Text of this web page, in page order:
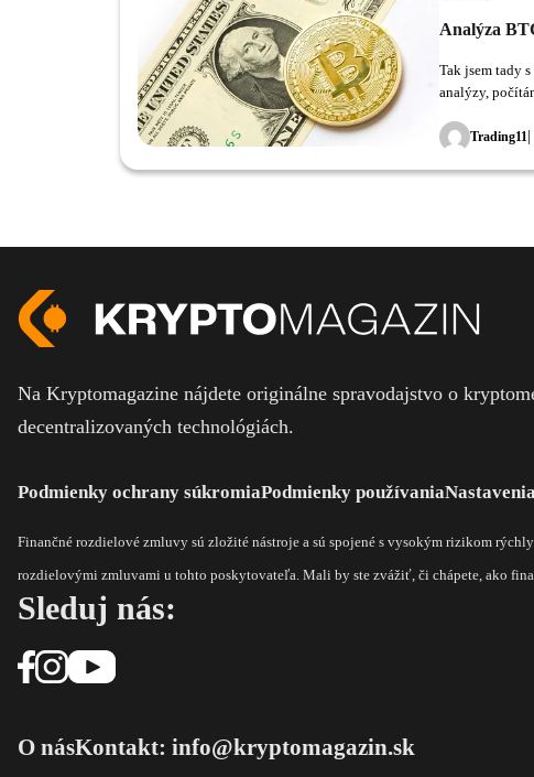
Analýza
Trading11
Tak jsem tady
analýzy,
Na Kryptomagazine nájdete originálne spravodajstvo o
decentralizovaných technológiách.
Podmienky ochrany súkromiaPodmienky používania
Finančné rozdielové zmluvy sú zložité nástroje a sú spojené s vysokým rizikom
rozdielovými zmluvami u tohto poskytovateľa. Mali by ste zvážiť, či chápete, ako
Sleduj nás:
O násKontakt: info@kryptomagazin.sk